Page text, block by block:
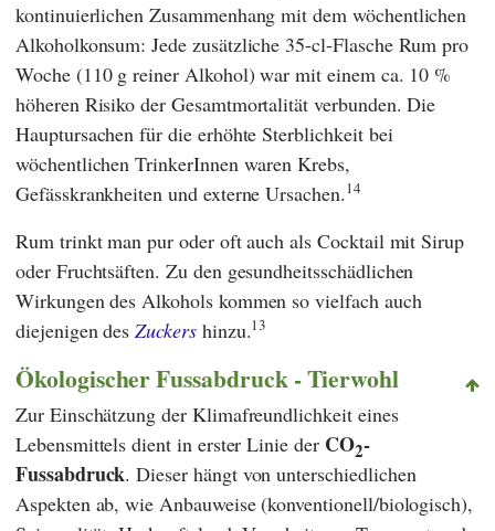
kontinuierlichen Zusammenhang mit dem wöchentlichen
Alkoholkonsum: Jede zusätzliche 35-cl-Flasche Rum pro
Woche (110 g reiner Alkohol) war mit einem ca. 10 %
höheren Risiko der Gesamtmortalität verbunden. Die
Hauptursachen für die erhöhte Sterblichkeit bei
wöchentlichen TrinkerInnen waren Krebs,
Gefässkrankheiten und externe Ursachen.14
Rum trinkt man pur oder oft auch als Cocktail mit Sirup
oder Fruchtsäften. Zu den gesundheitsschädlichen
Wirkungen des Alkohols kommen so vielfach auch
diejenigen desZuckershinzu.13
Ökologischer Fussabdruck - Tierwohl
Zur Einschätzung der Klimafreundlichkeit eines
Lebensmittels dient in erster Linie der CO2-
Fussabdruck. Dieser hängt von unterschiedlichen
Aspekten ab, wie Anbauweise (konventionell/biologisch),